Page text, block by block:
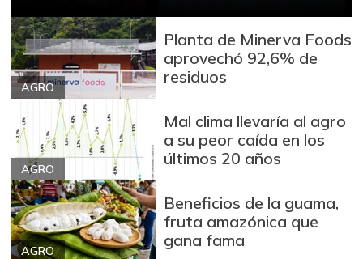
AGRO
Planta de Minerva Foods
aprovechó 92,6% de
residuos
AGRO
Mal clima llevaría al agro
a su peor caída en los
últimos 20 años
AGRO
Beneficios de la guama,
fruta amazónica que
gana fama